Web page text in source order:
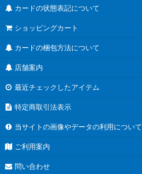
カードの状態表記について
ショッピングカート
カードの梱包方法について
店舗案内
最近チェックしたアイテム
特定商取引法表示
当サイトの画像やデータの利用について
ご利用案内
問い合わせ